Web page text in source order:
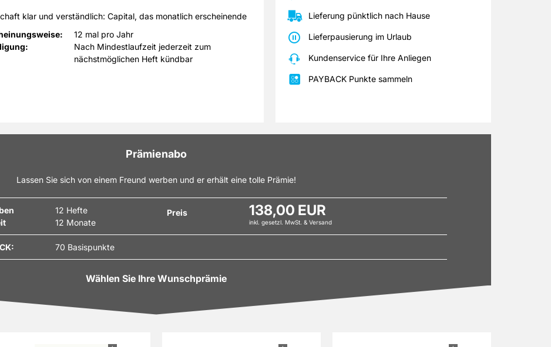
klar und verständlich: Capital, das monatlich erscheinende
und Reportagen zu Unternehmen, Finanzfakten
aber auch Wissenswertes zu Steuerfragen und Recht. Als
von Capital im Abo erhalten Sie mit dem CAPITAL Investor jeden
wird selbstverständlich jeden Monat frei Haus und pünktlich zu
verschenken: Im Geschenkabo belohnen wir Sie ebenfalls mit
12 mal pro Jahr
Nach Mindestlaufzeit jederzeit zum
nächstmöglichen Heft kündbar
Lieferung pünktlich nach Hause
Lieferpausierung im Urlaub
Kundenservice für Ihre Anliegen
PAYBACK Punkte sammeln
Prämienabo
Lassen Sie sich von einem Freund werben und er erhält eine tolle Prämie!
12 Hefte
12 Monate
Preis 138,00 EUR
inkl. gesetzl. MwSt. & Versand
70 Basispunkte
Wählen Sie Ihre Wunschprämie